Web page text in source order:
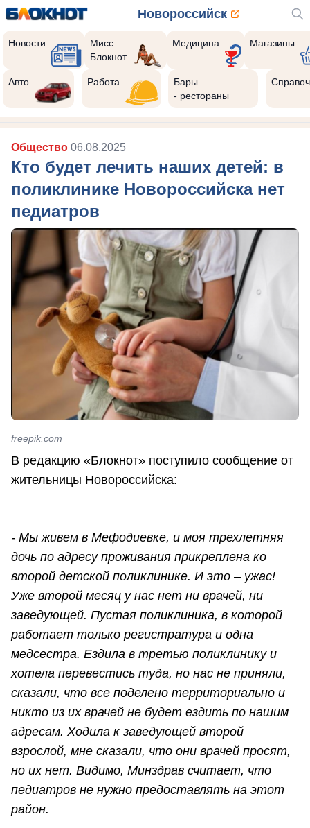
Новороссийск
Новости
Мисс
Блокнот
Медицина Магазины
Авто Работа
Бары
- рестораны
Общество 06.08.2025
Кто будет лечить наших детей: в
поликлинике Новороссийска нет
педиатров
freepik.com
В редакцию «Блокнот» поступило сообщение от
жительницы Новороссийска:
- Мы живем в Мефодиевке, и моя трехлетняя
дочь по адресу проживания прикреплена ко
второй детской поликлинике. И это – ужас!
Уже второй месяц у нас нет ни врачей, ни
заведующей. Пустая поликлиника, в которой
работает только регистратура и одна
медсестра. Ездила в третью поликлинику и
хотела перевестись туда, но нас не приняли,
сказали, что все поделено территориально и
никто из их врачей не будет ездить по нашим
адресам. Ходила к заведующей второй
взрослой, мне сказали, что они врачей просят,
но их нет. Видимо, Минздрав считает, что
педиатров не нужно предоставлять на этот
район.